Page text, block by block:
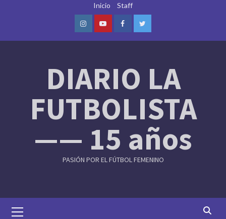
Inicio Staff
InstagramYoutubeFacebookTwitter
DIARIO LA
FUTBOLISTA
—— 15 años
PASIÓN POR EL FÚTBOL FEMENINO
Menu